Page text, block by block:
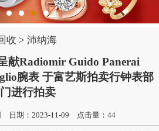
收 > 沛纳海
献Radiomir Guido Panerai
腕表 于富艺斯拍卖行钟表部
门进行拍卖
日期：2023-11-09 点击量： 44